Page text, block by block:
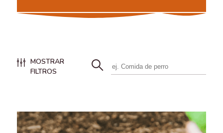
MOSTRAR
FILTROS